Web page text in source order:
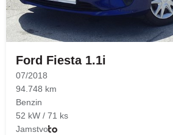
Ford Fiesta 1.1i
07/2018
94.748 km
Benzin
52 kW / 71 ks
Jamstvo
Nova lokacija -
avenija 102,
Brza pretraga